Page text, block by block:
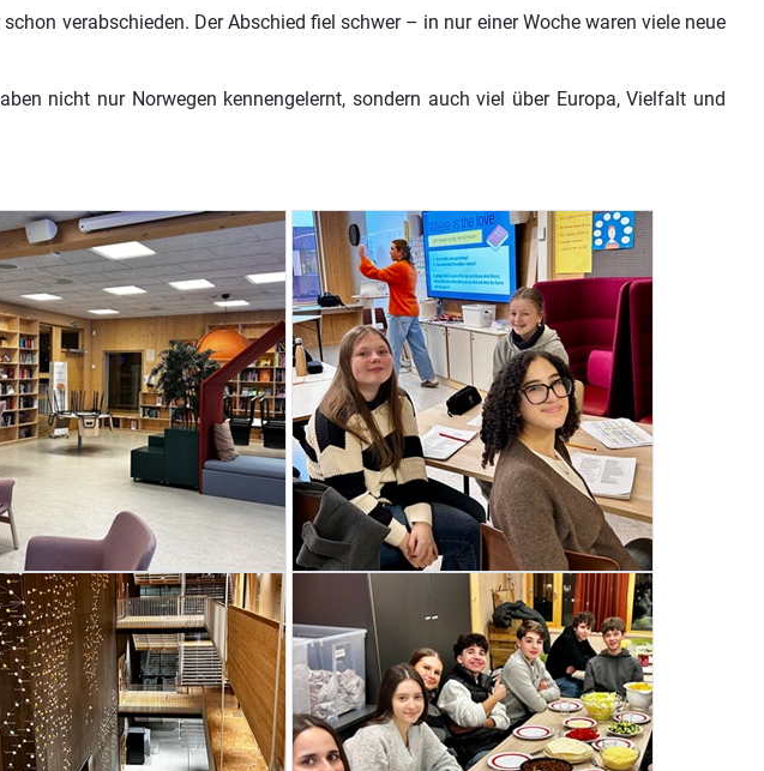
verabschieden. Der Abschied fiel schwer – in nur einer Woche waren viele neue
nicht nur Norwegen kennengelernt, sondern auch viel über Europa, Vielfalt und